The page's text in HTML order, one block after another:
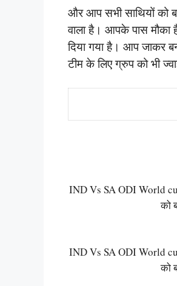
और आप सभी साथियों को
वाला है। आपके पास
दिया गया है। आप जाकर
टीम के लिए ग्रुप को भी
IND Vs SA ODI World
को
IND Vs SA ODI World
को